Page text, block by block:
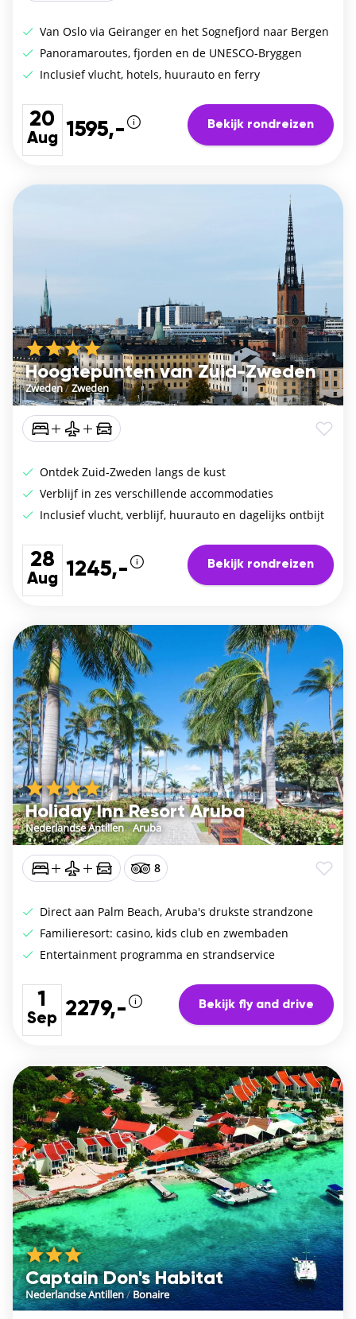
Van Oslo via Geiranger en het Sognefjord naar Bergen
Panoramaroutes, fjorden en de UNESCO-Bryggen
Inclusief vlucht, hotels, huurauto en ferry
20
Aug 1595,- Bekijk rondreizen
Hoogtepunten van Zuid-Zweden
Zweden/Zweden
Ontdek Zuid-Zweden langs de kust
Verblijf in zes verschillende accommodaties
Inclusief vlucht, verblijf, huurauto en dagelijks ontbijt
28
Aug 1245,- Bekijk rondreizen
Holiday Inn Resort Aruba
Nederlandse Antillen/Aruba
8
Direct aan Palm Beach, Aruba's drukste strandzone
Familieresort: casino, kids club en zwembaden
Entertainment programma en strandservice
1
Sep 2279,- Bekijk fly and drive
Captain Don's Habitat
Nederlandse Antillen/Bonaire